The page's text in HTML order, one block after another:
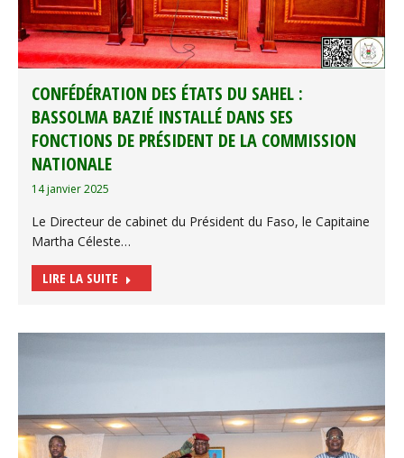
CONFÉDÉRATION DES ÉTATS DU SAHEL :
BASSOLMA BAZIÉ INSTALLÉ DANS SES
FONCTIONS DE PRÉSIDENT DE LA COMMISSION
NATIONALE
14 janvier 2025
Le Directeur de cabinet du Président du Faso, le Capitaine
Martha Céleste…
LIRE LA SUITE